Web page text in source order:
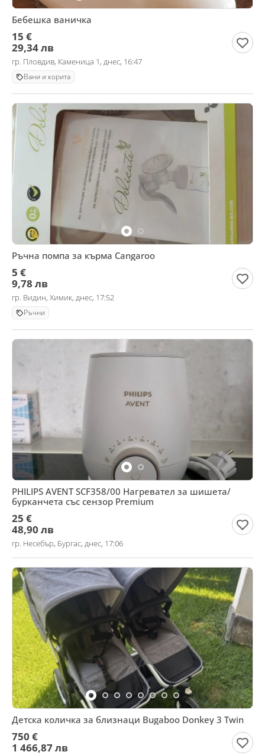
Бебешка ваничка
15 €
29,34 лв
гр. Пловдив, Каменица 1, днес, 16:47
Вани и корита
Ръчна помпа за кърма Cangaroo
5 €
9,78 лв
гр. Видин, Химик, днес, 17:52
Ръчни
PHILIPS AVENT SCF358/00 Нагревател за шишета/
бурканчета със сензор Premium
25 €
48,90 лв
гр. Несебър, Бургас, днес, 17:06
Детска количка за близнаци Bugaboo Donkey 3 Twin
750 €
1 466,87 лв